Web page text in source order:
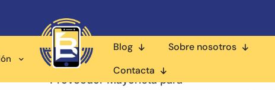
Blog
Sobre nosotros
Contacta
Proveedor Mayorista para